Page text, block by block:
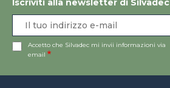
Iscriviti alla newsletter di Silvadec
Accetto che Silvadec mi invii informazioni via
email